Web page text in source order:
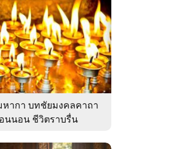
ากา บทชัยมงคลคาถา
นนอน ชีวิตราบรื่น